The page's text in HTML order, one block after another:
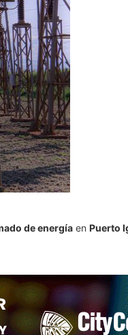
de energía en Puerto